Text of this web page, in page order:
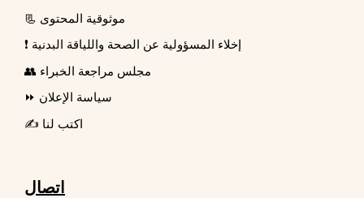
📃 موثوقية المحتوى
❗ إخلاء المسؤولية عن الصحة واللياقة البدنية
👥 مجلس مراجعة الخبراء
⏩ سياسة الإعلان
✍️ اكتب لنا
اتصال